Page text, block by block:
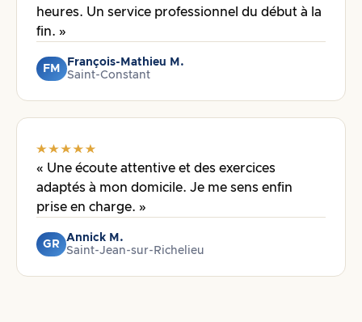
heures. Un service professionnel du début à la
fin. »
FM
François-Mathieu M.
Saint-Constant
« Une écoute attentive et des exercices
adaptés à mon domicile. Je me sens enfin
prise en charge. »
GR
Annick M.
Saint-Jean-sur-Richelieu